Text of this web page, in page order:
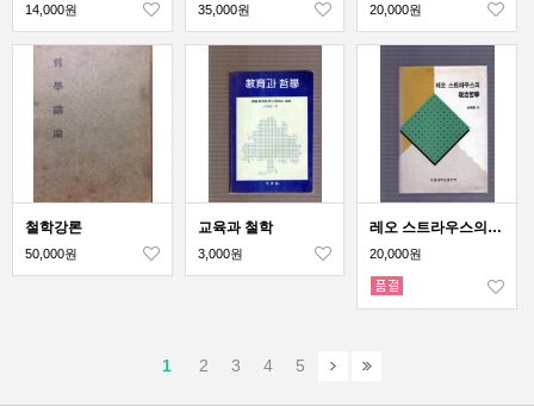
14,000원 35,000원 20,000원
철학강론
50,000원
교육과 철학
3,000원
레오 스트라우스의 정치철학
20,000원
1 2 3 4 5